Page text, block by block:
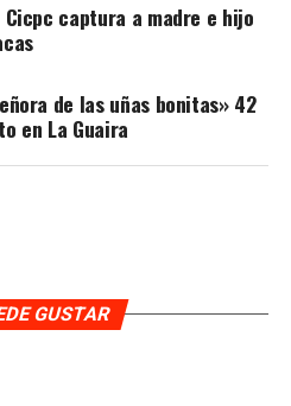
captura a madre e hijo
de las uñas bonitas» 42
en La Guaira
GUSTAR